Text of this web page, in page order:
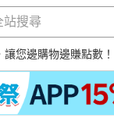
您邊購物邊賺點數！